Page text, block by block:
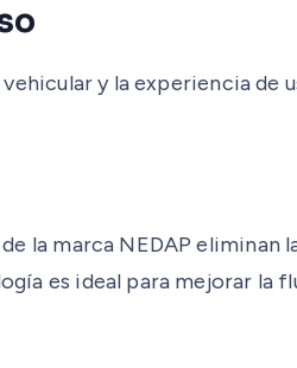
y la experiencia de
la marca NEDAP
es ideal para mejorar la